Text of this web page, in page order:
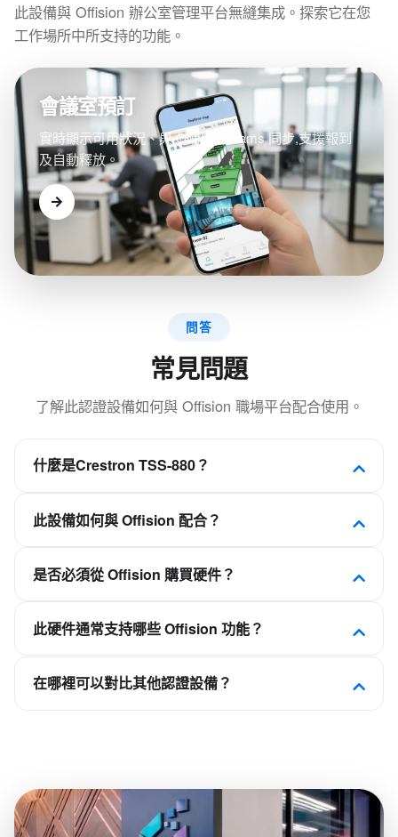
此設備與 Offision 辦公室管理平台無縫集成。探索它在您
工作場所中所支持的功能。
會議室預訂
實時顯示可用狀況、與 Outlook/Teams 同步,支援報到
及自動釋放。
問答
常見問題
了解此認證設備如何與 Offision 職場平台配合使用。
什麼是Crestron TSS-880？
理而設計。可安裝在會議室或協作空間門口附近，清
此設備如何與 Offision 配合？
證，可連接 Offision，使會議室、工位、訪客或看板
程應用。
是否必須從 Offision 購買硬件？
Crestron、Qbic、Neat、IAdea 等合作夥伴的認證面
戶。
此硬件通常支持哪些 Offision 功能？
面顯示器用於靈活工位，自助終端用於訪客簽到，看
在哪裡可以對比其他認證設備？